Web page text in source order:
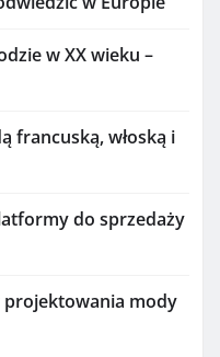
w XX wieku –
francuską, włoską i
do sprzedaży
projektowania mody